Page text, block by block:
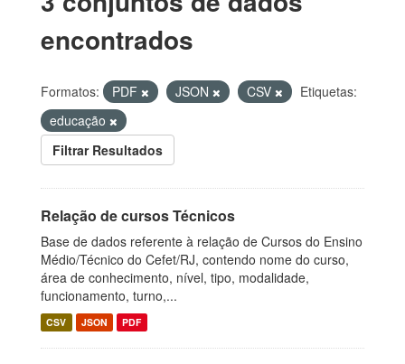
encontrados
Formatos: PDF JSON CSV
Etiquetas:
educação
Filtrar Resultados
Relação de cursos Técnicos
Base de dados referente à relação de Cursos do Ensino
Médio/Técnico do Cefet/RJ, contendo nome do curso,
área de conhecimento, nível, tipo, modalidade,
funcionamento, turno,...
CSV JSON PDF